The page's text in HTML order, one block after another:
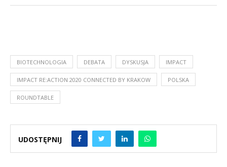
BIOTECHNOLOGIA DEBATA DYSKUSJA IMPACT
IMPACT RE:ACTION 2020 CONNECTED BY KRAKOW POLSKA
ROUNDTABLE
UDOSTĘPNIJ